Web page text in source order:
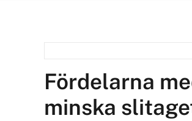
Fördelarna
minska